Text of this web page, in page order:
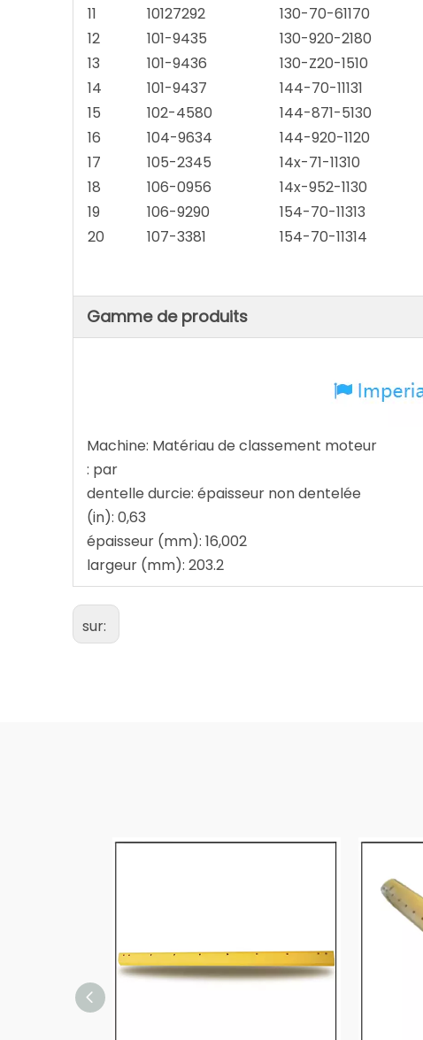
11
10127292 130-70-61170
12
101-9435 130-920-2180
13
101-9436 130-Z20-1510
14
101-9437 144-70-11131
15
102-4580 144-871-5130
16
104-9634 144-920-1120
17
105-2345 14x-71-11310
18
106-0956 14x-952-1130
19
106-9290 154-70-11313
20
107-3381 154-70-11314
Gamme de produits
Machine: Matériau de classement moteur
: par
dentelle durcie: épaisseur non dentelée
(in): 0,63
épaisseur (mm): 16,002
largeur (mm): 203.2
sur: